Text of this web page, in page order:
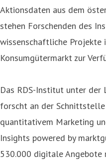
Aktionsdaten aus dem
stehen Forschenden des
wissenschaftliche Projekte
Konsumgütermarkt zur
Das RDS-Institut unter
forscht an der
quantitativem Marketing
Insights powered by
530.000 digitale Angebote